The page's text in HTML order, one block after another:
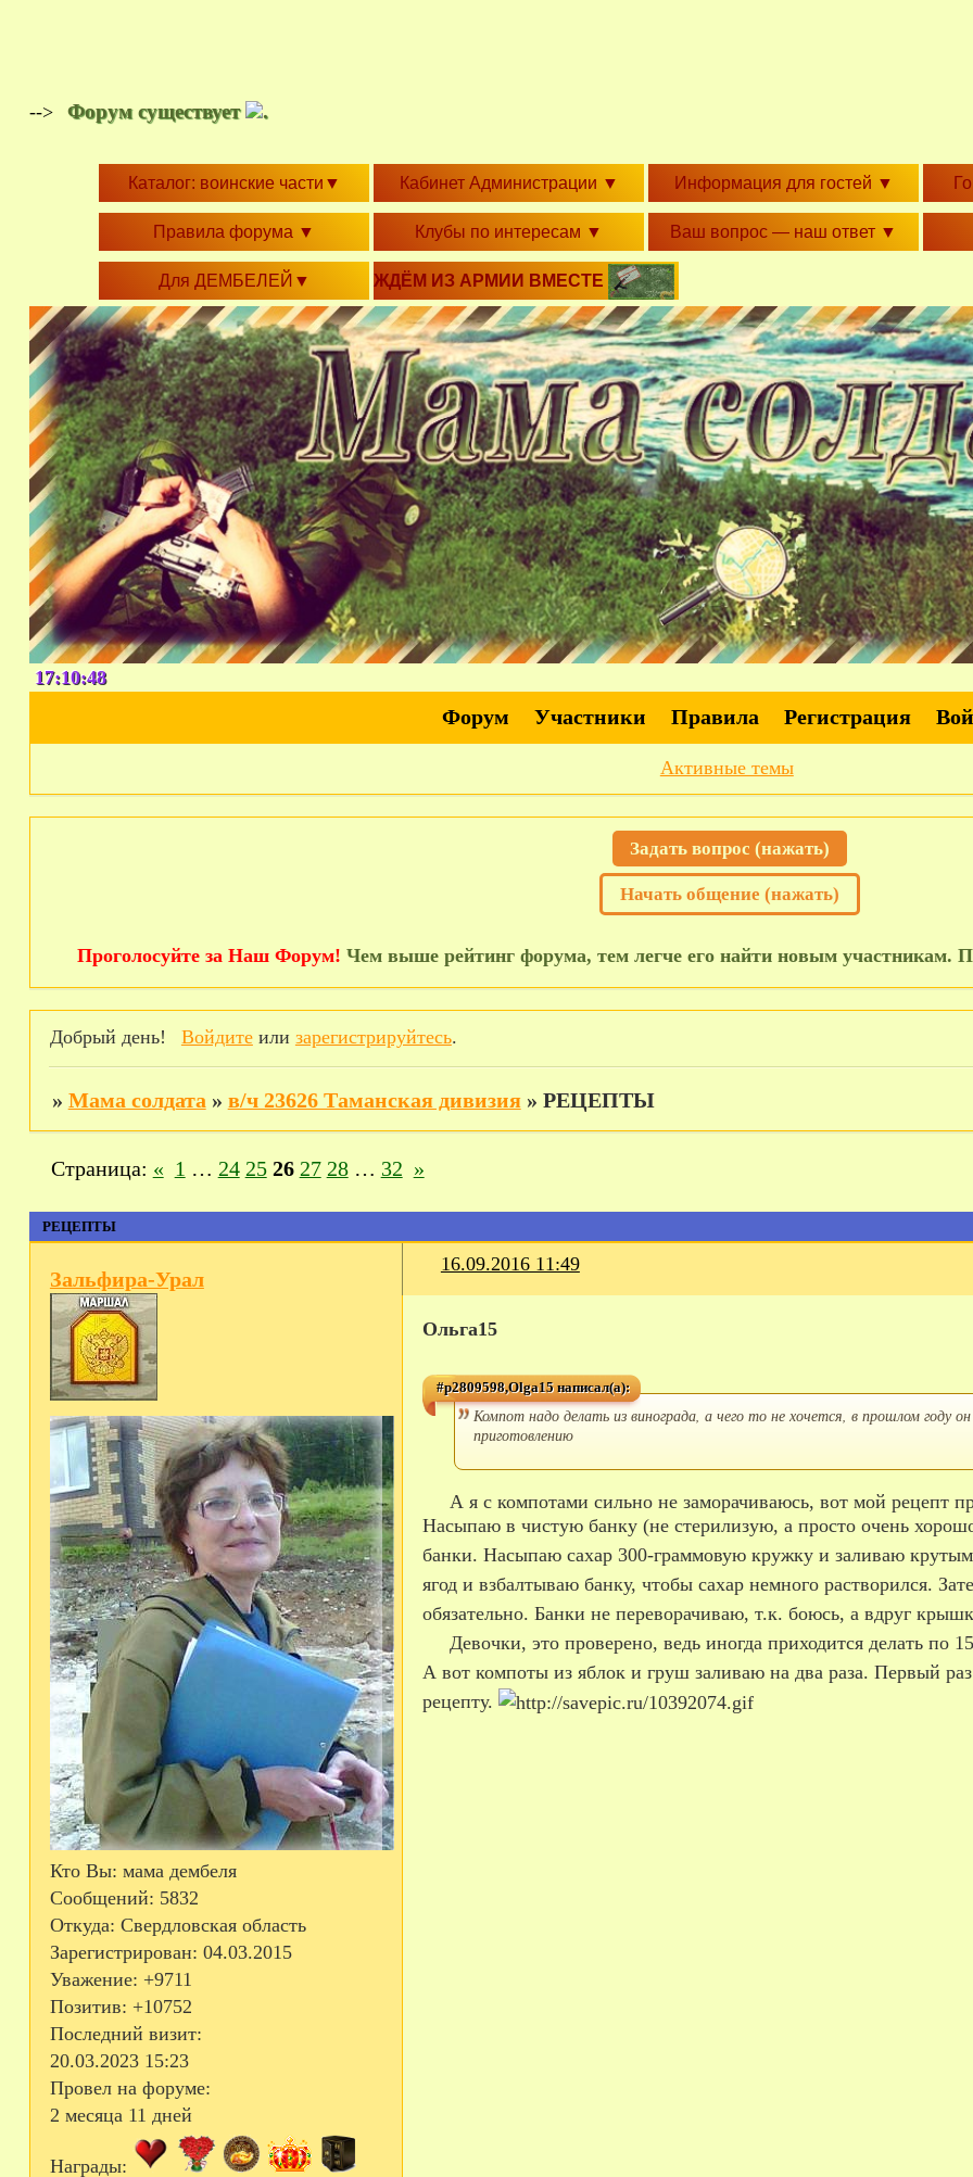
--> Форум существует .
Каталог: воинские части ▼ Кабинет Администрации ▼ Информация для гостей ▼
Правила форума ▼ Клубы по интересам ▼ Ваш вопрос — наш ответ ▼
Для ДЕМБЕЛЕЙ ▼ ЖДЁМ ИЗ АРМИИ ВМЕСТЕ
17:10:49
Форум Участники Правила Регистрация
Активные темы
Задать вопрос (нажать)
Начать общение (нажать)
Проголосуйте за Наш Форум! Чем выше рейтинг форума, тем легче его найти новым участникам.
Добрый день! Войдитеили зарегистрируйтесь.
» Мама солдата » в/ч 23626 Таманская дивизия » РЕЦЕПТЫ
РЕЦЕПТЫ
Страница: « 1 … 24 25 26 27 28 … 32 »
16.09.2016 11:49
Зальфира-Урал
Кто Вы: мама дембеля
Сообщений: 5832
Откуда: Свердловская область
Зарегистрирован: 04.03.2015
Уважение: +9711
Позитив: +10752
Последний визит:
20.03.2023 15:23
Провел на форуме:
2 месяца 11 дней
Награды:
Ольга15
#p2809598,Olga15 написал(а):
Компот надо делать из винограда, а чего то не хочется, в прошлом
приготовлению
А я с компотами сильно не заморачиваюсь, вот мой рецепт
Насыпаю в чистую банку (не стерилизую, а просто очень
банки. Насыпаю сахар 300-граммовую кружку и заливаю
ягод и взбалтываю банку, чтобы сахар немного растворился.
обязательно. Банки не переворачиваю, т.к. боюсь, а вдруг
Девочки, это проверено, ведь иногда приходится делать по
А вот компоты из яблок и груш заливаю на два раза. Первый
рецепту.